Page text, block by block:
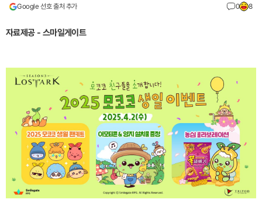
Google 선호 출처 추가 0 8
자료제공 - 스마일게이트